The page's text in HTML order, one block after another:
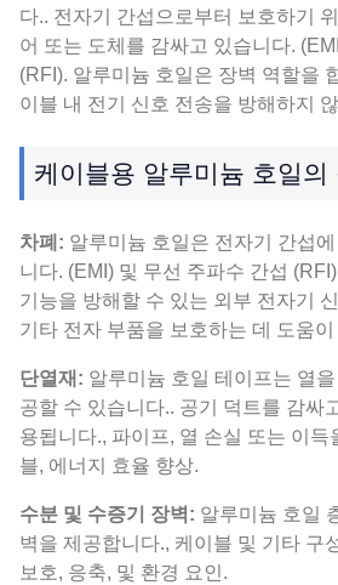
다.. 전자기 간섭으로부터 보호하기
어 또는 도체를 감싸고 있습니다.
(RFI). 알루미늄 호일은 장벽 역할을
이블 내 전기 신호 전송을 방해하지
케이블용 알루미늄 호일의
차폐: 알루미늄 호일은 전자기 간섭
니다. (EMI) 및 무선 주파수 간섭
기능을 방해할 수 있는 외부 전자기
기타 전자 부품을 보호하는 데 도움이
단열재: 알루미늄 호일 테이프는 열
공할 수 있습니다.. 공기 덕트를 감싸
용됩니다., 파이프, 열 손실 또는 이득
블, 에너지 효율 향상.
수분 및 수증기 장벽: 알루미늄 호일
벽을 제공합니다., 케이블 및 기타 구
보호, 응축, 및 환경 요인.